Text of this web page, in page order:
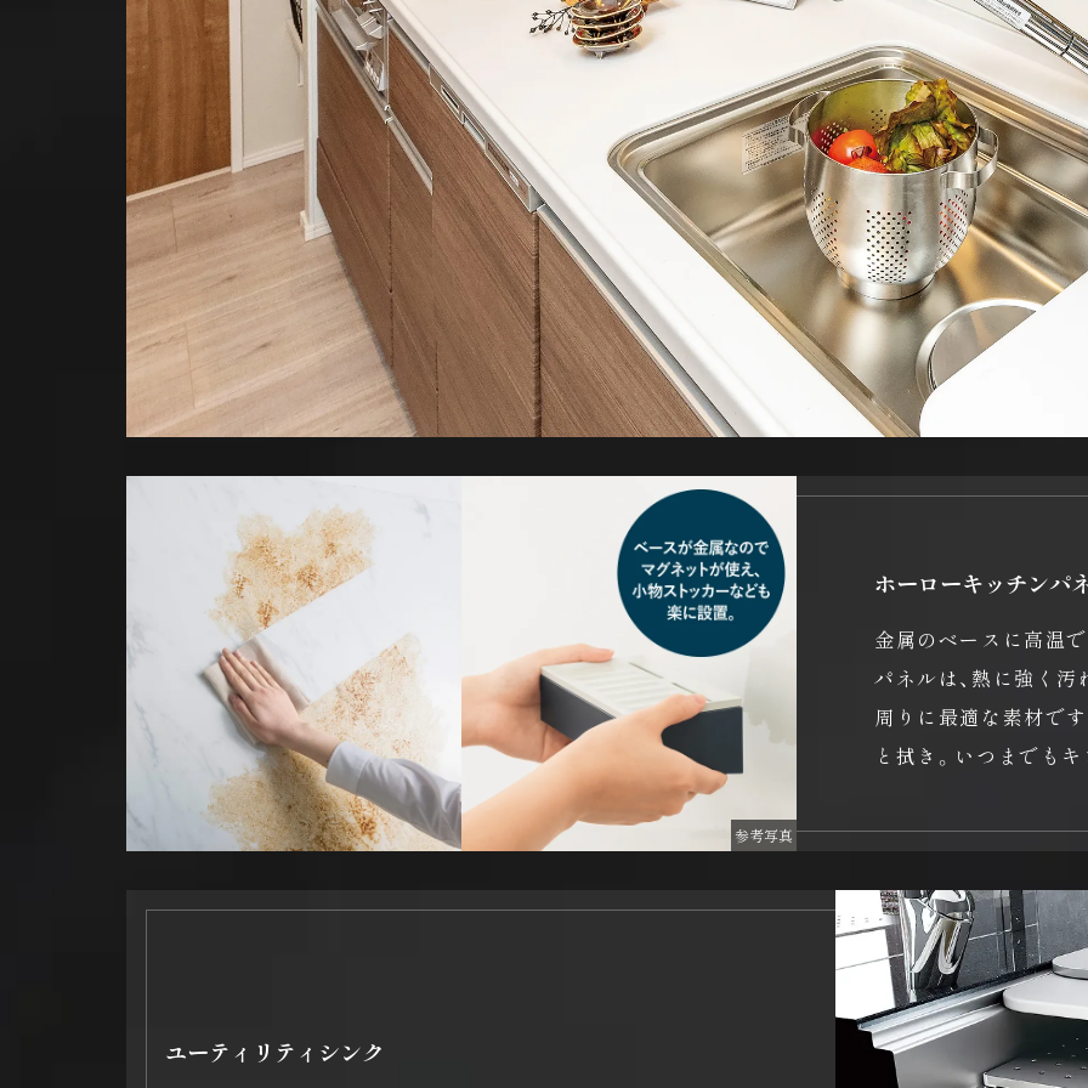
参考写真
ホーローキッチンパ
金属のベースに高温
パネルは、熱に強く
周りに最適な素材で
と拭き。いつまでも
ユーティリティシンク